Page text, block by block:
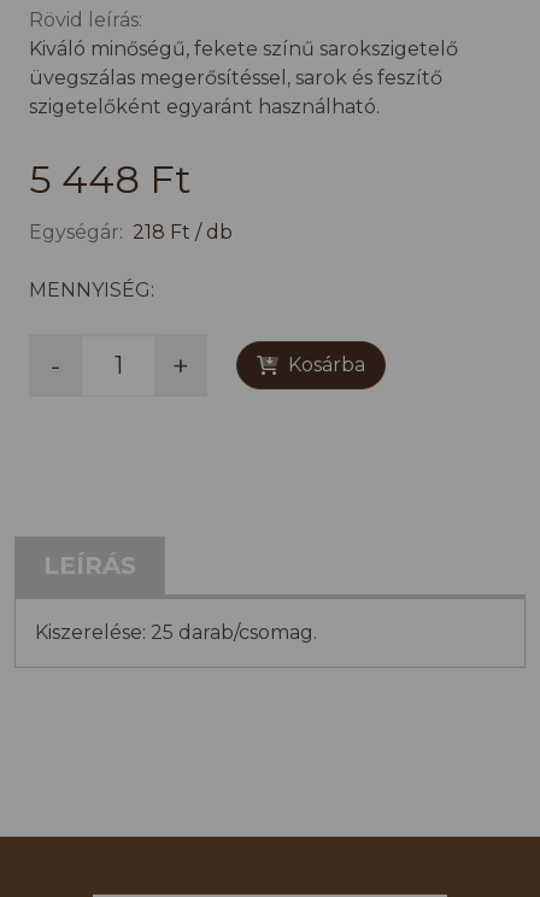
Rövid leírás:
Kiváló minőségű, fekete színű sarokszigetelő
üvegszálas megerősítéssel, sarok és feszítő
szigetelőként egyaránt használható.
5 448 Ft
Egységár: 218 Ft / db
MENNYISÉG:
- + Kosárba
LEÍRÁS
Kiszerelése: 25 darab/csomag.